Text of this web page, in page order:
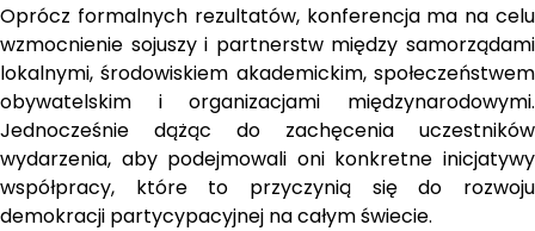
Oprócz formalnych rezultatów, konferencja ma na celu
wzmocnienie sojuszy i partnerstw między samorządami
lokalnymi, środowiskiem akademickim, społeczeństwem
obywatelskim i organizacjami międzynarodowymi.
Jednocześnie dążąc do zachęcenia uczestników
wydarzenia, aby podejmowali oni konkretne inicjatywy
współpracy, które to przyczynią się do rozwoju
demokracji partycypacyjnej na całym świecie.